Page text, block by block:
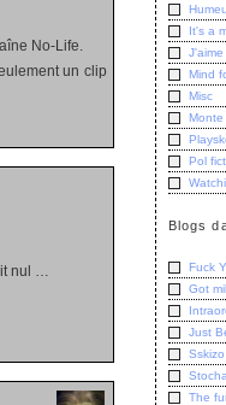
No-Life.
un clip
nul …
It's a
J'aime
Mind
Misc
Monte
Pol
Blogs
Fuck
Got
Just
Sskizo
The